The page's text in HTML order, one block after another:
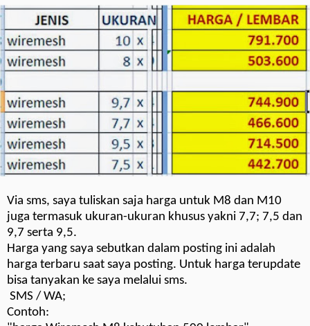
Via sms, saya tuliskan saja harga untuk M8 dan M10
juga termasuk ukuran-ukuran khusus yakni 7,7; 7,5 dan
9,7 serta 9,5.
Harga yang saya sebutkan dalam posting ini adalah
harga terbaru saat saya posting. Untuk harga terupdate
bisa tanyakan ke saya melalui sms.
SMS / WA;
Contoh: